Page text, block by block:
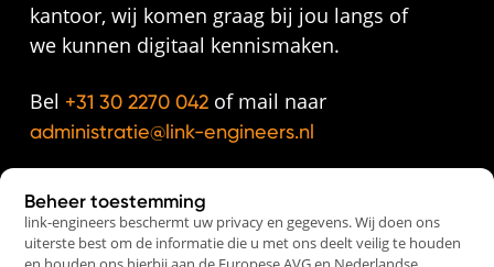
Beheer toestemming
link-engineers beschermt uw privacy en gegevens. Wij doen ons
uiterste best om de informatie die u met ons deelt veilig te houden
kantoor, wij komen graag bij jou langs of
we kunnen digitaal kennismaken.
Bel +31 30 2270 042of mail naar
administratie@link-engineers.nl